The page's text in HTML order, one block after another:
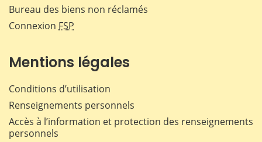
Bureau des biens non réclamés
Connexion FSP
Mentions légales
Conditions d’utilisation
Renseignements personnels
Accès à l’information et protection des renseignements
personnels